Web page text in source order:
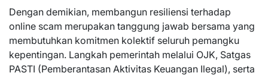
Dengan demikian, membangun resiliensi terhadap
online scam merupakan tanggung jawab bersama yang
membutuhkan komitmen kolektif seluruh pemangku
kepentingan. Langkah pemerintah melalui OJK, Satgas
PASTI (Pemberantasan Aktivitas Keuangan Ilegal), serta